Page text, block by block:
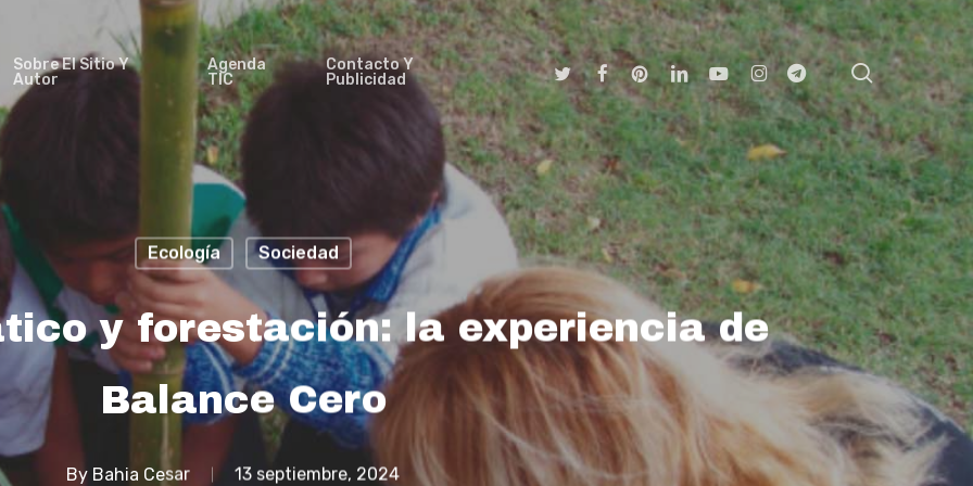
Sobre El Sitio Y
Autor
Agenda
TIC
Contacto Y
Publicidad
TwitterFacebookPinterestLinkedinYoutubeInstagram
Telegram search
Ecología Sociedad
y forestación: la experiencia de
Balance Cero
By Bahia Cesar 13 septiembre, 2024